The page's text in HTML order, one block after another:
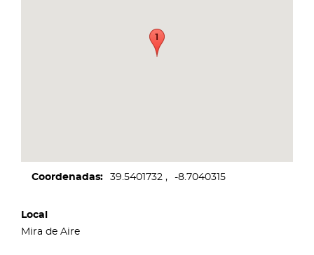
Coordenadas 39.5401732 -8.7040315
Local
Mira de Aire